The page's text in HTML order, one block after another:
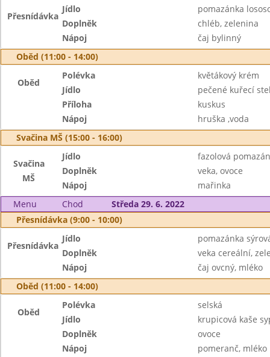
Přesnídávka
Jídlo
pomazánka
Doplněk
chléb, zelenina
Nápoj
čaj bylinný
Oběd (11:00 - 14:00)
Oběd
Polévka
květákový krém
Jídlo
pečené kuřecí
Příloha
kuskus
Nápoj
hruška ,voda
Svačina MŠ (15:00 - 16:00)
Svačina
MŠ
Jídlo
fazolová
Doplněk
veka, ovoce
Nápoj
mařinka
Menu
Chod
Středa 29. 6. 2022
Přesnídávka (9:00 - 10:00)
Přesnídávka
Jídlo
pomazánka
Doplněk
veka cereální,
Nápoj
čaj ovcný, mléko
Oběd (11:00 - 14:00)
Oběd
Polévka
selská
Jídlo
krupicová kaše
Doplněk
ovoce
Nápoj
pomeranč, mléko